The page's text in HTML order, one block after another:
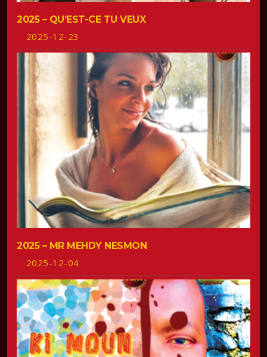
2025 – QU’EST-CE TU VEUX
2025-12-23
2025 – MR MEHDY NESMON
2025-12-04